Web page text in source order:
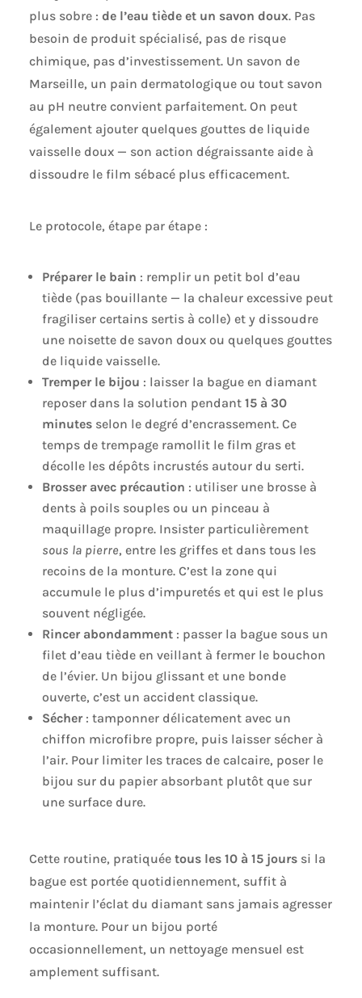
plus sobre : de l’eau tiède et un savon doux. Pas
besoin de produit spécialisé, pas de risque
chimique, pas d’investissement. Un savon de
Marseille, un pain dermatologique ou tout savon
au pH neutre convient parfaitement. On peut
également ajouter quelques gouttes de liquide
vaisselle doux — son action dégraissante aide à
dissoudre le film sébacé plus efficacement.
Le protocole, étape par étape :
Préparer le bain : remplir un petit bol d’eau
tiède (pas bouillante — la chaleur excessive peut
fragiliser certains sertis à colle) et y dissoudre
une noisette de savon doux ou quelques gouttes
de liquide vaisselle.
Tremper le bijou : laisser la bague en diamant
reposer dans la solution pendant 15 à 30
minutesselon le degré d’encrassement. Ce
temps de trempage ramollit le film gras et
décolle les dépôts incrustés autour du serti.
Brosser avec précaution : utiliser une brosse à
dents à poils souples ou un pinceau à
maquillage propre. Insister particulièrement
sous la pierre, entre les griffes et dans tous les
recoins de la monture. C’est la zone qui
accumule le plus d’impuretés et qui est le plus
souvent négligée.
Rincer abondamment: passer la bague sous un
filet d’eau tiède en veillant à fermer le bouchon
de l’évier. Un bijou glissant et une bonde
ouverte, c’est un accident classique.
Sécher: tamponner délicatement avec un
chiffon microfibre propre, puis laisser sécher à
l’air. Pour limiter les traces de calcaire, poser le
bijou sur du papier absorbant plutôt que sur
une surface dure.
Cette routine, pratiquée tous les 10 à 15 jourssi la
bague est portée quotidiennement, suffit à
maintenir l’éclat du diamant sans jamais agresser
la monture. Pour un bijou porté
occasionnellement, un nettoyage mensuel est
amplement suffisant.